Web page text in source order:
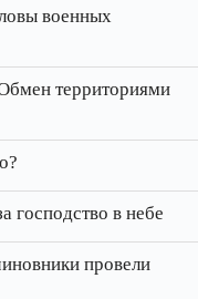
военных
территориями
господство в небе
провели